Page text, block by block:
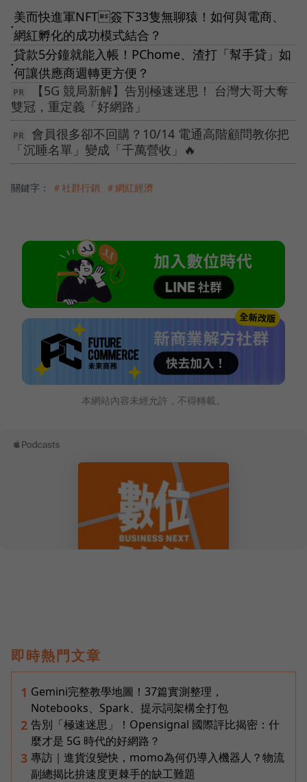
●
美而快進軍NFT簽下33隻無聊猿！如何與電商、
網紅孵化的成功模式結合？
●
貸款5分鐘就能入帳！PChome、渣打「幫手貸」如
何讓供應商週轉更方便？
【5G 競局新解】告別極速迷思！ 台灣大哥大奪
雙冠，重定義「好網路」
會員很多卻不回購？10/14 電通高階顧問教你把
「沉睡名單」變成「千萬營收」🔥
關鍵字： ＃社群行銷 ＃網紅經濟
本網站內容未經允許，不得轉載。
即時熱門文章
1 Gemini完整教學地圖！37篇實測整理，
Notebooks、Spark、提示詞架構全打包
2 告別「極速迷思」！Opensignal 國際評比揭密：什
麼才是 5G 時代的好網路？
3 專訪｜進貨沒變快，momo為何仍導入機器人？物流
副總揭比拚速度更棘手的缺工難題